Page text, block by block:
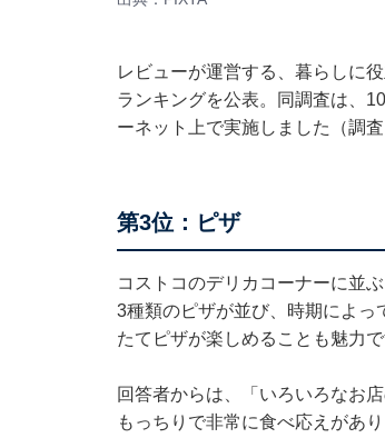
レビューが運営する、暮らしに
ランキングを公表。同調査は、
ーネット上で実施しました（調査
第3位：ピザ
コストコのデリカコーナーに並
3種類のピザが並び、時期によっ
たてピザが楽しめることも魅力で
回答者からは、「いろいろなお
もっちりで非常に食べ応えがあ